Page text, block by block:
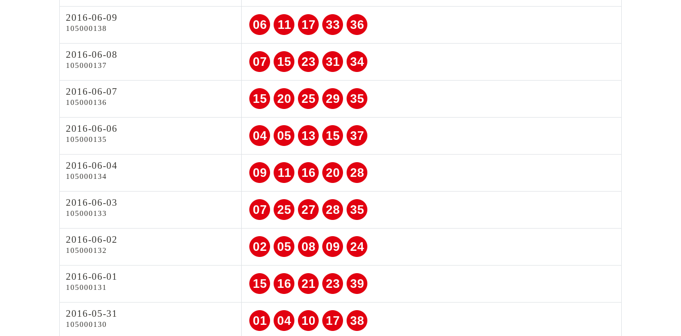
2016-06-09
105000138 06 11 17 33 36
2016-06-08
105000137 07 15 23 31 34
2016-06-07
105000136 15 20 25 29 35
2016-06-06
105000135 04 05 13 15 37
2016-06-04
105000134 09 11 16 20 28
2016-06-03
105000133 07 25 27 28 35
2016-06-02
105000132 02 05 08 09 24
2016-06-01
105000131 15 16 21 23 39
2016-05-31
105000130 01 04 10 17 38